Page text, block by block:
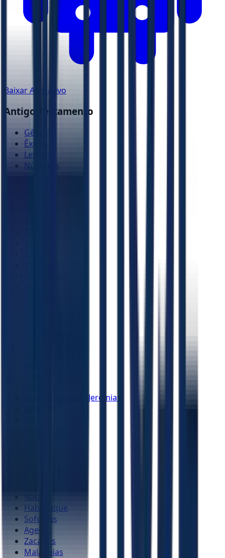
Baixar Aplicativo
Antigo Testamento
Gênesis
Êxodo
Levítico
Números
Lamentações de Jeremias
Habacuque
Sofonias
Ageu
Zacarias
Malaquias